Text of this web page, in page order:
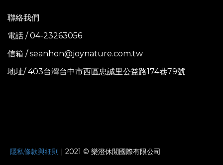
聯絡我們
電話 / 04-23263056
信箱 / seanhon@joynature.com.tw
地址/ 403台灣台中市西區忠誠里公益路174巷79號
隱私條款與細則 | 2021 © 樂澄休閒國際有限公司